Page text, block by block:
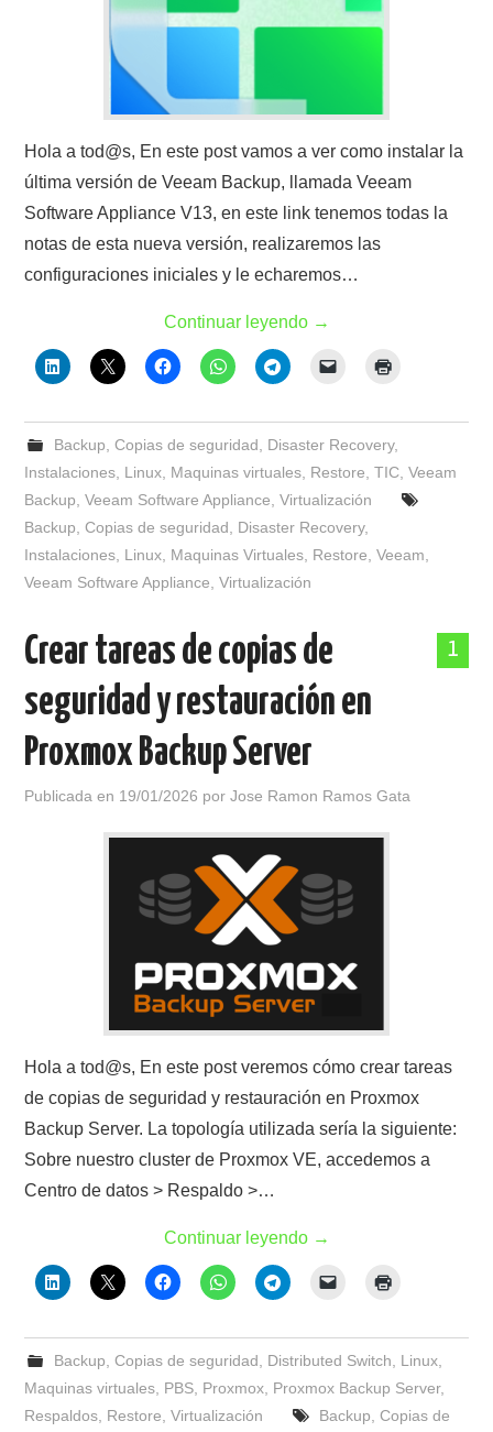
Hola a tod@s, En este post vamos a ver como instalar la
última versión de Veeam Backup, llamada Veeam
Software Appliance V13, en este link tenemos todas la
notas de esta nueva versión, realizaremos las
configuraciones iniciales y le echaremos…
Continuar leyendo →
Backup Copias de seguridad Disaster Recovery,
Instalaciones Linux Maquinas virtuales Restore ,TIC ,Veeam
Backup ,Veeam Software Appliance ,Virtualización
Backup ,Copias de seguridad Disaster Recovery,
Instalaciones Linux Maquinas Virtuales Restore ,Veeam
Veeam Software Appliance ,Virtualización
1
Crear tareas de copias de
seguridad y restauración en
Proxmox Backup Server
Publicada en 19/01/2026 porJose Ramon Ramos Gata
Hola a tod@s, En este post veremos cómo crear tareas
de copias de seguridad y restauración en Proxmox
Backup Server. La topología utilizada sería la siguiente:
Sobre nuestro cluster de Proxmox VE, accedemos a
Centro de datos > Respaldo >…
Continuar leyendo →
Backup Copias de seguridad Distributed Switch Linux,
Maquinas virtuales PBS Proxmox Proxmox Backup Server,
Respaldos Restore ,Virtualización Backup Copias de